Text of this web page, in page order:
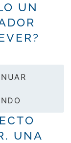
UN
UNA